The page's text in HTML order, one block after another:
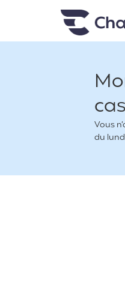
Chapka
Vous
du